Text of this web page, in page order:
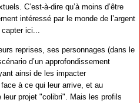
C’est-à-dire qu’à moins d’être
intéressé par le monde de l’argent
ici...
reprises, ses personnages (dans le
d’un approfondissement
ainsi de les impacter
à ce qui leur arrive, et au
projet "colibri". Mais les profils